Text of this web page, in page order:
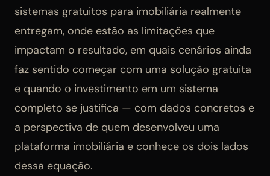
sistemas gratuitos para imobiliária realmente
entregam, onde estão as limitações que
impactam o resultado, em quais cenários ainda
faz sentido começar com uma solução gratuita
e quando o investimento em um sistema
completo se justifica — com dados concretos e
a perspectiva de quem desenvolveu uma
plataforma imobiliária e conhece os dois lados
dessa equação.